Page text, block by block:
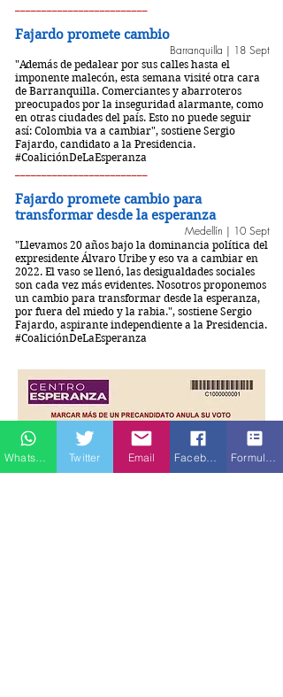
Fajardo promete cambio
Barranquilla | 18 Sept
"Además de pedalear por sus calles hasta el
imponente malecón, esta semana visité otra cara
de Barranquilla. Comerciantes y abarroteros
preocupados por la inseguridad alarmante, como
en otras ciudades del país. Esto no puede seguir
así: Colombia va a cambiar", sostiene Sergio
Fajardo, candidato a la Presidencia.
#CoaliciónDeLaEsperanza
Fajardo promete cambio para
transformar desde la esperanza
Medellín | 10 Sept
"Llevamos 20 años bajo la dominancia política del
expresidente Álvaro Uribe y eso va a cambiar en
2022. El vaso se llenó, las desigualdades sociales
son cada vez más evidentes. Nosotros proponemos
un cambio para transformar desde la esperanza,
por fuera del miedo y la rabia.", sostiene Sergio
Fajardo, aspirante independiente a la Presidencia.
#CoaliciónDeLaEsperanza
Twitter Email